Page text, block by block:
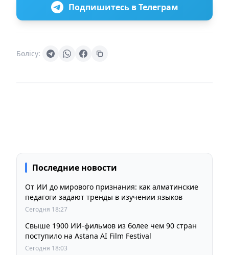
Подпишитесь в Телеграм
Бөлісу:
Последние новости
От ИИ до мирового признания: как алматинские
педагоги задают тренды в изучении языков
Сегодня 18:27
Свыше 1900 ИИ-фильмов из более чем 90 стран
поступило на Astana AI Film Festival
Сегодня 18:03